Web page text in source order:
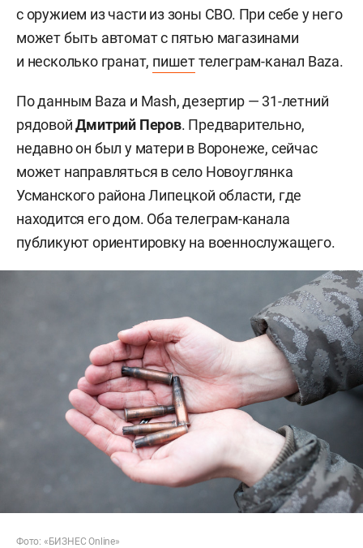
с оружием из части из зоны СВО. При себе у него
может быть автомат с пятью магазинами
и несколько гранат, пишеттелеграм-канал Baza.
По данным Baza и Mash, дезертир — 31-летний
рядовойДмитрий Перов. Предварительно,
недавно он был у матери в Воронеже, сейчас
может направляться в село Новоуглянка
Усманского района Липецкой области, где
находится его дом. Оба телеграм-канала
публикуют ориентировку на военнослужащего.
Фото: «БИЗНЕС Online»